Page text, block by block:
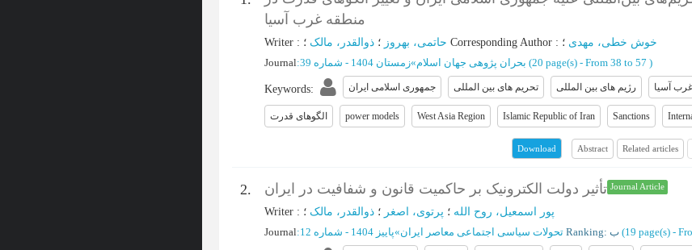
منطقه غرب آسیا
Writer : حاتمی، بهروز ؛ ذوالقدر، مالک Corresponding Author : خوش خطی، مهدی ؛
Journal: بحران پژوهی جهان اسلام»زمستان 1404 - شماره 39 (‎20 page(s) - From 38 to 57 )
Keywords: جمهوری اسلامی ایران تحریم های بین المللی رژیم های بین المللی آسیا
الگوهای قدرت power models West Asia Region Islamic Republic of Iran Sanctions
Download Abstract Related articles
2. تأثیر دولت الکترونیک بر حاکمیت قانون و شفافیت در ایران Journal Article
Writer : پور اسمعیل، روح الله ؛ پرتوی، اصغر ؛ ذوالقدر، مالک ؛
Journal: تحولات سیاسی اجتماعی معاصر ایران»پاییز 1404 - شماره 12 Ranking: ب (‎19 page(s) -